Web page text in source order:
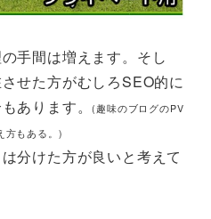
手間は増えます。そし
せた方がむしろSEO的に
あります。(趣味のブログのPV
方もある。)
分けた方が良いと考えて